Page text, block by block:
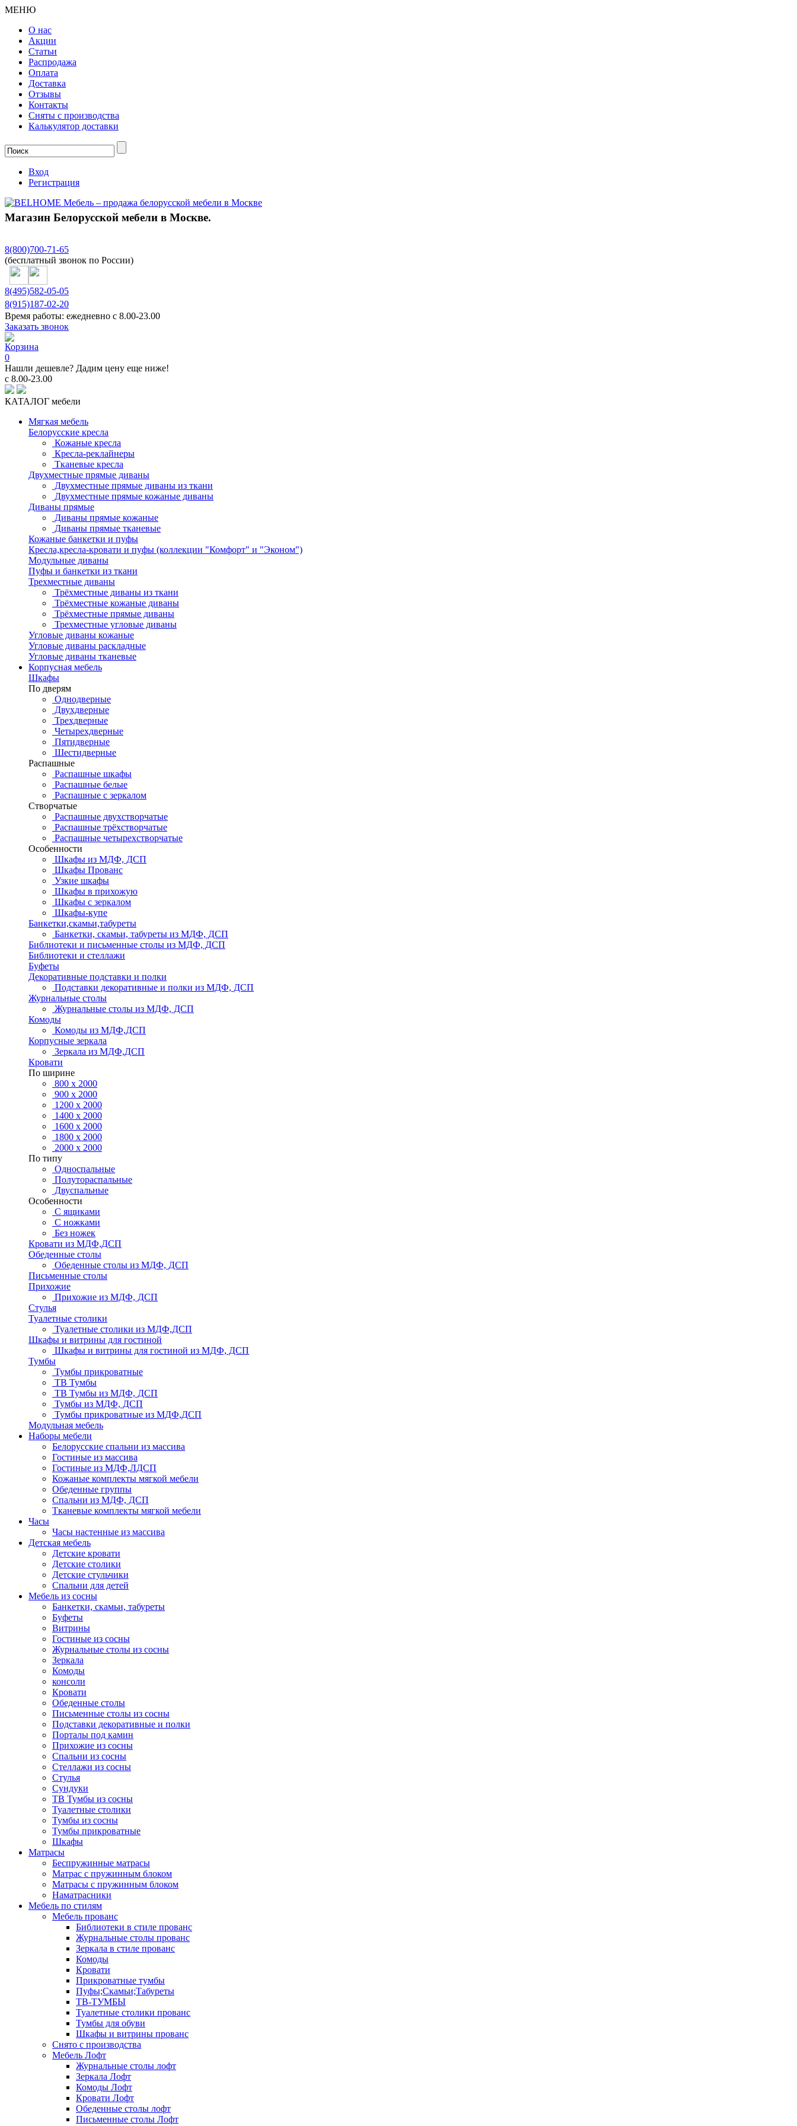
МЕНЮ
О нас
Акции
Статьи
Распродажа
Оплата
Доставка
Отзывы
Контакты
Сняты с производства
Калькулятор доставки
Вход
Регистрация
Магазин Белорусской мебели в Москве.
8(800)700-71-65
(бесплатный звонок по России)
8(495)582-05-05
8(915)187-02-20
Время работы: ежедневно с 8.00-23.00
Заказать звонок
Корзина
0
Нашли дешевле? Дадим цену еще ниже!
с 8.00-23.00
КАТАЛОГ мебели
Мягкая мебель
Белорусские кресла
Кожаные кресла
Кресла-реклайнеры
Тканевые кресла
Двухместные прямые диваны
Двухместные прямые диваны из ткани
Двухместные прямые кожаные диваны
Диваны прямые
Диваны прямые кожаные
Диваны прямые тканевые
Кожаные банкетки и пуфы
Кресла,кресла-кровати и пуфы (коллекции "Комфорт" и "Эконом")
Модульные диваны
Пуфы и банкетки из ткани
Трехместные диваны
Трёхместные диваны из ткани
Трёхместные кожаные диваны
Трёхместные прямые диваны
Трехместные угловые диваны
Угловые диваны кожаные
Угловые диваны раскладные
Угловые диваны тканевые
Корпусная мебель
Шкафы
По дверям
Однодверные
Двухдверные
Трехдверные
Четырехдверные
Пятидверные
Шестидверные
Распашные
Распашные шкафы
Распашные белые
Распашные с зеркалом
Створчатые
Распашные двухстворчатые
Распашные трёхстворчатые
Распашные четырехстворчатые
Особенности
Шкафы из МДФ, ДСП
Шкафы Прованс
Узкие шкафы
Шкафы в прихожую
Шкафы с зеркалом
Шкафы-купе
Банкетки,скамьи,табуреты
Банкетки, скамьи, табуреты из МДФ, ДСП
Библиотеки и письменные столы из МДФ, ДСП
Библиотеки и стеллажи
Буфеты
Декоративные подставки и полки
Подставки декоративные и полки из МДФ, ДСП
Журнальные столы
Журнальные столы из МДФ, ДСП
Комоды
Комоды из МДФ,ДСП
Корпусные зеркала
Зеркала из МДФ,ДСП
Кровати
По ширине
800 х 2000
900 х 2000
1200 х 2000
1400 х 2000
1600 х 2000
1800 х 2000
2000 х 2000
По типу
Односпальные
Полутораспальные
Двуспальные
Особенности
С ящиками
С ножками
Без ножек
Кровати из МДФ,ДСП
Обеденные столы
Обеденные столы из МДФ, ДСП
Письменные столы
Прихожие
Прихожие из МДФ, ДСП
Стулья
Туалетные столики
Туалетные столики из МДФ,ДСП
Шкафы и витрины для гостиной
Шкафы и витрины для гостиной из МДФ, ДСП
Тумбы
Тумбы прикроватные
ТВ Тумбы
ТВ Тумбы из МДФ, ДСП
Тумбы из МДФ, ДСП
Тумбы прикроватные из МДФ,ДСП
Модульная мебель
Наборы мебели
Белорусские спальни из массива
Гостиные из массива
Гостиные из МДФ,ЛДСП
Кожаные комплекты мягкой мебели
Обеденные группы
Спальни из МДФ, ДСП
Тканевые комплекты мягкой мебели
Часы
Часы настенные из массива
Детская мебель
Детские кровати
Детские столики
Детские стульчики
Спальни для детей
Мебель из сосны
Банкетки, скамьи, табуреты
Буфеты
Витрины
Гостиные из сосны
Журнальные столы из сосны
Зеркала
Комоды
консоли
Кровати
Обеденные столы
Письменные столы из сосны
Подставки декоративные и полки
Порталы под камин
Прихожие из сосны
Спальни из сосны
Стеллажи из сосны
Стулья
Сундуки
ТВ Тумбы из сосны
Туалетные столики
Тумбы из сосны
Тумбы прикроватные
Шкафы
Матрасы
Беспружинные матрасы
Матрас с пружинным блоком
Матрасы с пружинным блоком
Наматрасники
Мебель по стилям
Мебель прованс
Библиотеки в стиле прованс
Журнальные столы прованс
Зеркала в стиле прованс
Комоды
Кровати
Прикроватные тумбы
Пуфы;Скамьи;Табуреты
ТВ-ТУМБЫ
Туалетные столики прованс
Тумбы для обуви
Шкафы и витрины прованс
Снято с производства
Мебель Лофт
Журнальные столы лофт
Зеркала Лофт
Комоды Лофт
Кровати Лофт
Обеденные столы лофт
Письменные столы Лофт